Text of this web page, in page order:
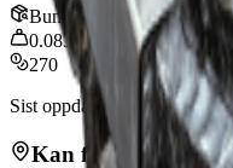
Bunke:
0.083 kg
270
Sist oppdatert
Jan 13, 2026
Kan finnes i